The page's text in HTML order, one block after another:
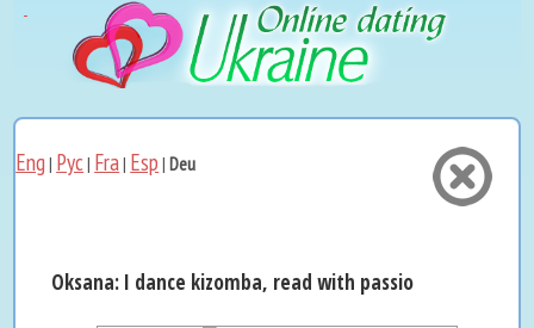
Eng | Рус| Fra| Esp |Deu
Oksana: I dance kizomba, read with passion, and cook ...